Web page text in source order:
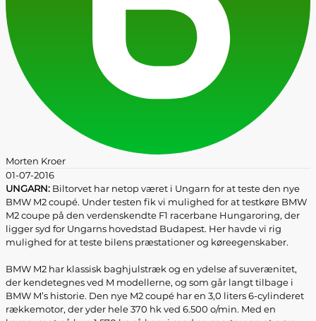
Morten Kroer
01-07-2016
UNGARN: Biltorvet har netop været i Ungarn for at teste den nye
BMW M2 coupé. Under testen fik vi mulighed for at testkøre BMW
M2 coupe på den verdenskendte F1 racerbane Hungaroring, der
ligger syd for Ungarns hovedstad Budapest. Her havde vi rig
mulighed for at teste bilens præstationer og køreegenskaber.
BMW M2 har klassisk baghjulstræk og en ydelse af suverænitet,
der kendetegnes ved M modellerne, og som går langt tilbage i
BMW M’s historie. Den nye M2 coupé har en 3,0 liters 6-cylinderet
rækkemotor, der yder hele 370 hk ved 6.500 o/min. Med en